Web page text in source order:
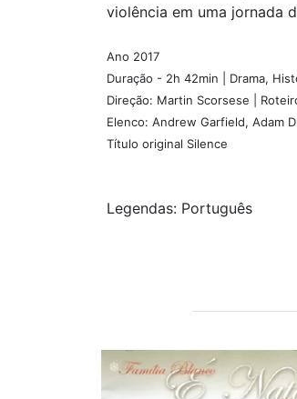
violência em uma jornada
Ano 2017
Duração - 2h 42min | Drama,
Direção: Martin Scorsese |
Elenco: Andrew Garfield, Adam
Título original Silence
Legendas: Português